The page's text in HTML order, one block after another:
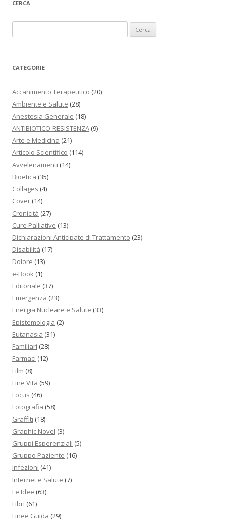
CERCA
CATEGORIE
Accanimento Terapeutico (20)
Ambiente e Salute (28)
Anestesia Generale (18)
ANTIBIOTICO-RESISTENZA (9)
Arte e Medicina (21)
Articolo Scientifico (114)
Avvelenamenti (14)
Bioetica (35)
Collages (4)
Cover (14)
Cronicità (27)
Cure Palliative (13)
Dichiarazioni Anticipate di Trattamento (23)
Disabilità (17)
Dolore (13)
e-Book (1)
Editoriale (37)
Emergenza (23)
Energia Nucleare e Salute (33)
Epistemologia (2)
Eutanasia (31)
Familiari (28)
Farmaci (12)
Film (8)
Fine Vita (59)
Focus (46)
Fotografia (58)
Graffiti (18)
Graphic Novel (3)
Gruppi Esperenziali (5)
Gruppo Paziente (16)
Infezioni (41)
Internet e Salute (7)
Le Idee (63)
Libri (61)
Linee Guida (29)